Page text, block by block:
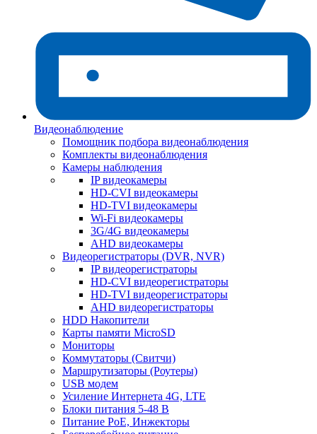
Видеонаблюдение
Помощник подбора видеонаблюдения
Комплекты видеонаблюдения
Камеры наблюдения
IP видеокамеры
HD-CVI видеокамеры
HD-TVI видеокамеры
Wi-Fi видеокамеры
3G/4G видеокамеры
AHD видеокамеры
Видеорегистраторы (DVR, NVR)
IP видеорегистраторы
HD-CVI видеорегистраторы
HD-TVI видеорегистраторы
AHD видеорегистраторы
HDD Накопители
Карты памяти MicroSD
Мониторы
Коммутаторы (Свитчи)
Маршрутизаторы (Роутеры)
USB модем
Усиление Интернета 4G, LTE
Блоки питания 5-48 В
Питание PoE, Инжекторы